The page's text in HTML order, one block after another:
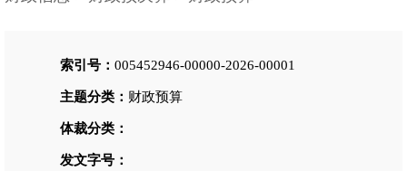
索引号： 005452946-00000-2026-00001
主题分类： 财政预算
体裁分类：
发文字号：